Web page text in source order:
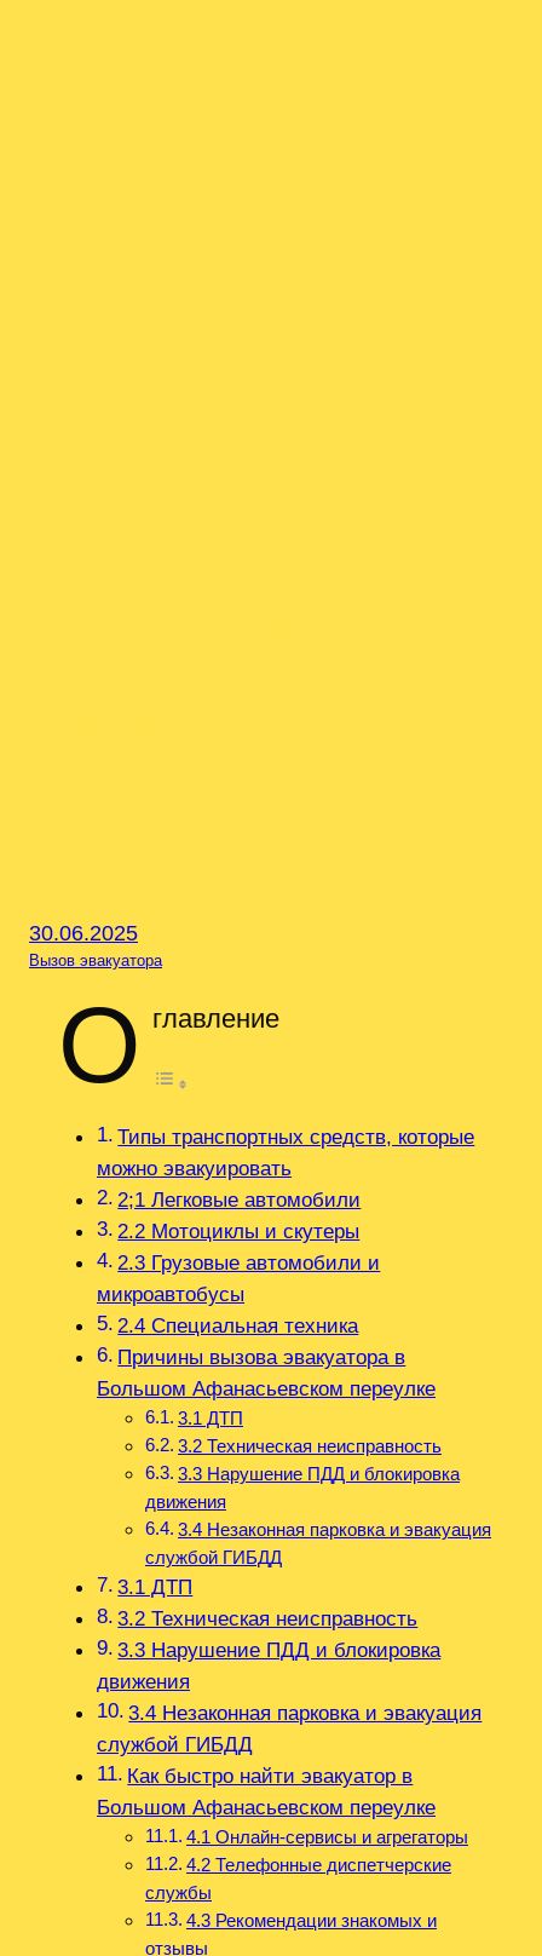
30.06.2025
Вызов эвакуатора
О главление
Типы транспортных средств, которые
можно эвакуировать
2;1 Легковые автомобили
2.2 Мотоциклы и скутеры
2.3 Грузовые автомобили и
микроавтобусы
2.4 Специальная техника
Причины вызова эвакуатора в
Большом Афанасьевском переулке
3.1 ДТП
3.2 Техническая неисправность
3.3 Нарушение ПДД и блокировка
движения
3.4 Незаконная парковка и эвакуация
службой ГИБДД
3.1 ДТП
3.2 Техническая неисправность
3.3 Нарушение ПДД и блокировка
движения
3.4 Незаконная парковка и эвакуация
службой ГИБДД
Как быстро найти эвакуатор в
Большом Афанасьевском переулке
4.1 Онлайн-сервисы и агрегаторы
4.2 Телефонные диспетчерские
службы
4.3 Рекомендации знакомых и
отзывы